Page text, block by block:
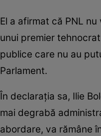
El a afirmat că PNL
unui premier
publice care nu au
Parlament.
În declarația sa, Ilie
mai degrabă
abordare, va rămâne